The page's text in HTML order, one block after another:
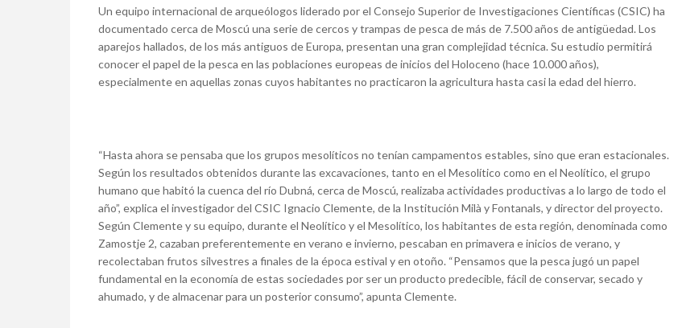
Un equipo internacional de arqueólogos liderado por el Consejo Superior de Investigaciones Científicas (CSIC) ha
documentado cerca de Moscú una serie de cercos y trampas de pesca de más de 7.500 años de antigüedad. Los
aparejos hallados, de los más antiguos de Europa, presentan una gran complejidad técnica. Su estudio permitirá
conocer el papel de la pesca en las poblaciones europeas de inicios del Holoceno (hace 10.000 años),
especialmente en aquellas zonas cuyos habitantes no practicaron la agricultura hasta casi la edad del hierro.
“Hasta ahora se pensaba que los grupos mesolíticos no tenían campamentos estables, sino que eran estacionales.
Según los resultados obtenidos durante las excavaciones, tanto en el Mesolítico como en el Neolítico, el grupo
humano que habitó la cuenca del río Dubná, cerca de Moscú, realizaba actividades productivas a lo largo de todo el
año”, explica el investigador del CSIC Ignacio Clemente, de la Institución Milà y Fontanals, y director del proyecto.
Según Clemente y su equipo, durante el Neolítico y el Mesolítico, los habitantes de esta región, denominada como
Zamostje 2, cazaban preferentemente en verano e invierno, pescaban en primavera e inicios de verano, y
recolectaban frutos silvestres a finales de la época estival y en otoño. “Pensamos que la pesca jugó un papel
fundamental en la economía de estas sociedades por ser un producto predecible, fácil de conservar, secado y
ahumado, y de almacenar para un posterior consumo”, apunta Clemente.